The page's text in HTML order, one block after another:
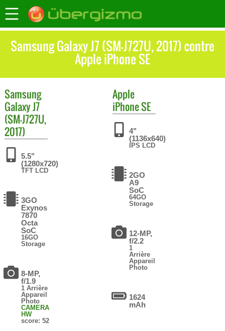
Samsung Galaxy J7 (SM-J727U, 2017) contre
Apple iPhone SE
Samsung
Galaxy J7
(SM-J727U,
2017)
5.5"
(1280x720)
TFT LCD
3GO
Exynos
7870
Octa
SoC
16GO
Storage
8-MP,
f/1.9
1 Arrière
Appareil
Photo
CAMERA
HW
score: 52
Apple
iPhone SE
4"
(1136x640)
IPS LCD
2GO
A9
SoC
64GO
Storage
12-MP,
f/2.2
1
Arrière
Appareil
Photo
1624
mAh